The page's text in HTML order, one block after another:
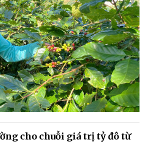
cho chuỗi giá trị tỷ đô từ